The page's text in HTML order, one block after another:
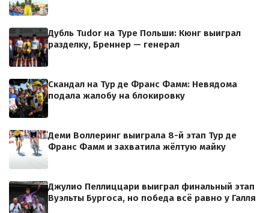
Дубль Tudor на Туре Польши: Кюнг выиграл
разделку, Бреннер — генерал
Скандал на Тур де Франс Фамм: Невядома
подала жалобу на блокировку
Деми Воллеринг выиграла 8-й этап Тур де
Франс Фамм и захватила жёлтую майку
Джулио Пеллиццари выиграл финальный этап
Вуэльты Бургоса, но победа всё равно у Галля